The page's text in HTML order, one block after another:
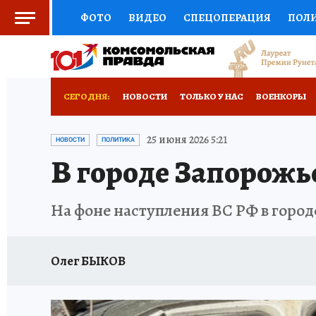
ФОТО ВИДЕО СПЕЦОПЕРАЦИЯ
СОЦПОДДЕРЖКА НАУКА СПОРТ
РАДИО КП ТЕСТЫ НОВОЕ
СЕГОДНЯ: НОВОСТИ ТОЛЬКО У НАС ВОЕНКОРЫ
ИСПЫТАНО НА СЕБЕ
НОВОСТИ ПОЛИТИКА 25 июня 2026 5:21
В городе
На фоне наступления ВС РФ в
Олег БЫКОВ